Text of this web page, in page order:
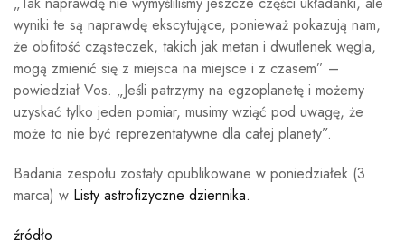
wyniki te są naprawdę ekscytujące, ponieważ pokazują nam,
że obfitość cząsteczek, takich jak metan i dwutlenek węgla,
mogą zmienić się z miejsca na miejsce i z czasem” –
powiedział Vos. „Jeśli patrzymy na egzoplanetę i możemy
uzyskać tylko jeden pomiar, musimy wziąć pod uwagę, że
może to nie być reprezentatywne dla całej planety”.
Badania zespołu zostały opublikowane w poniedziałek (3
marca) w Listy astrofizyczne dziennika.
źródło